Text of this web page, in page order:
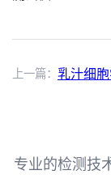
上一篇： 乳汁细
专业的检测技